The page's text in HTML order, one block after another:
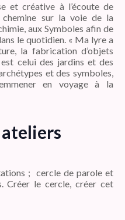
et créative à l’écoute de
chemine sur la voie de la
aux Symboles afin de
le quotidien. « Ma lyre a
la fabrication d’objets
celui des jardins et des
et des symboles,
en voyage à la
; cercle de parole et
Créer le cercle, créer cet